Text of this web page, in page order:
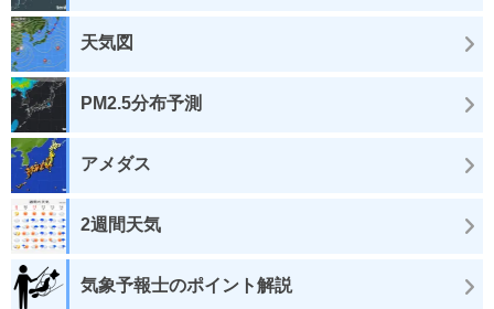
天気図
PM2.5分布予測
アメダス
2週間天気
気象予報士のポイント解説